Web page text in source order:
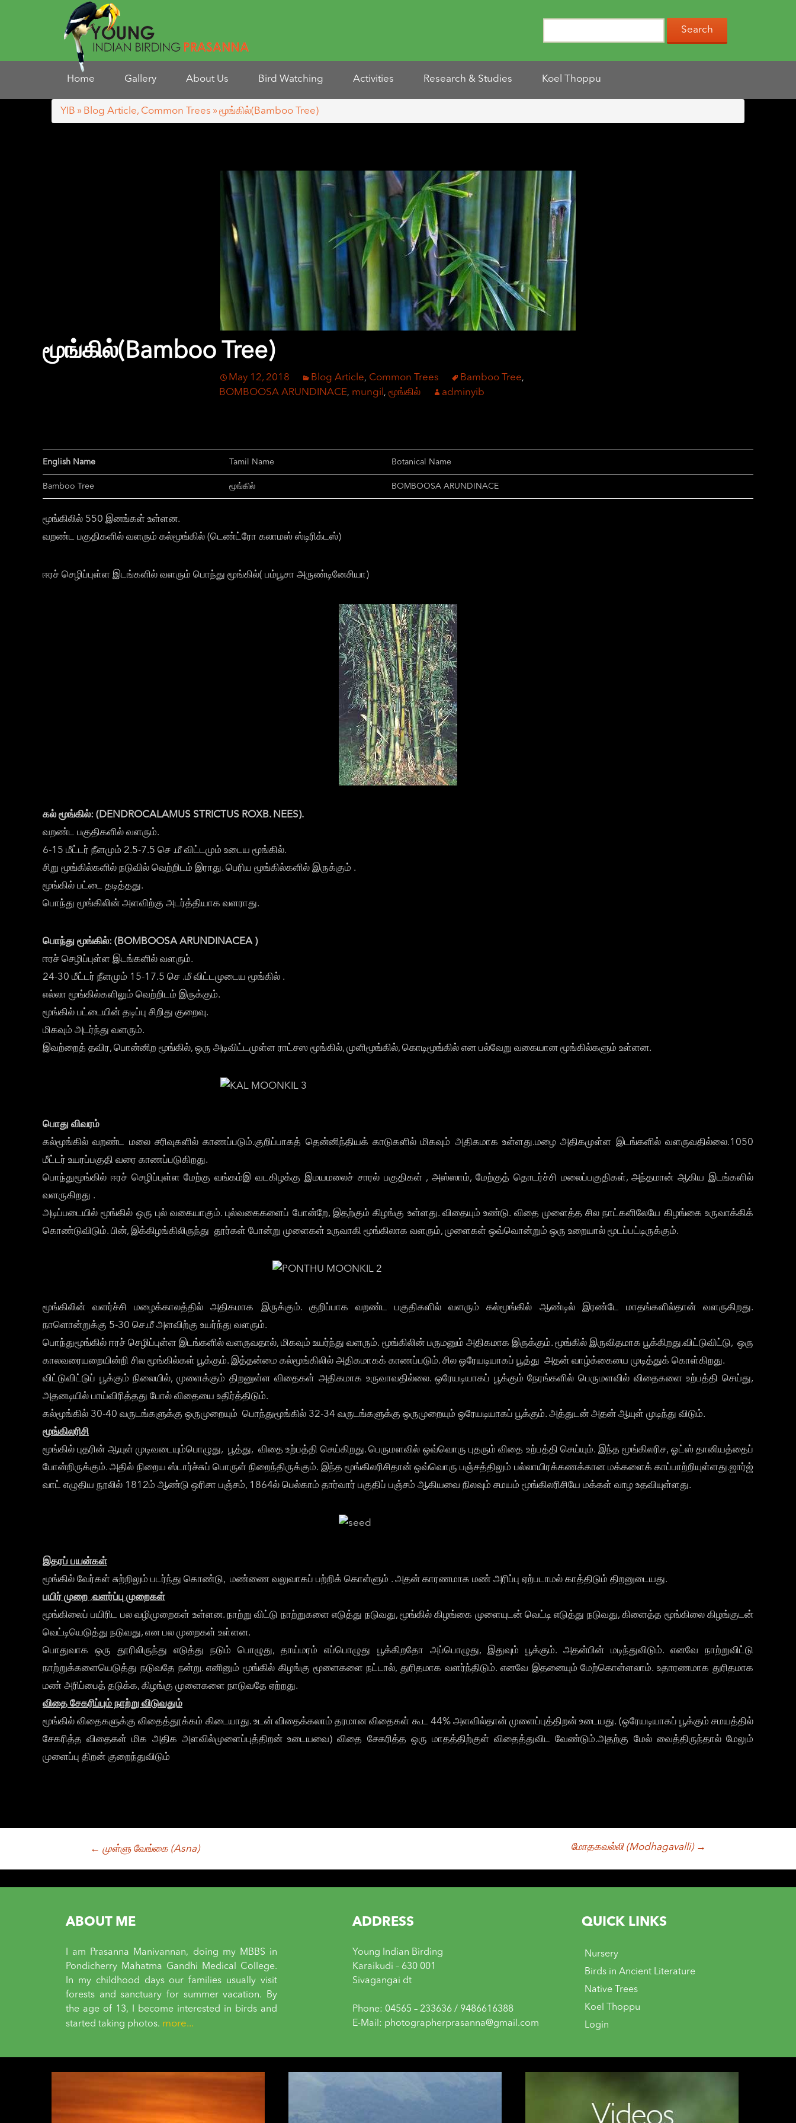
Home Gallery About Us Bird Watching Activities Research & Studies Koel Thoppu
YIB » Blog Article, Common Trees » மூங்கில்(Bamboo Tree)
மூங்கில்(Bamboo Tree)
May 12, 2018 Blog Article, Common Trees Bamboo Tree,
BOMBOOSA ARUNDINACE, mungil , மூங்கில் adminyib
English Name Tamil Name Botanical Name
Bamboo Tree மூங்கில் BOMBOOSA ARUNDINACE
மூங்கிலில் 550 இனங்கள் உள்ளன.
வறண்ட பகுதிகளில் வளரும் கல்மூங்கில் (டெண்ட்ரோ கலாமஸ் ஸ்டிரிக்டஸ்)
ஈரச் செழிப்புள்ள இடங்களில் வளரும் பொந்து மூங்கில்( பம்பூசா அருண்டினேசியா)
கல் மூங்கில்: (DENDROCALAMUS STRICTUS ROXB. NEES).
வறண்ட பகுதிகளில் வளரும்.
6-15 மீட்டர் நீளமும் 2.5-7.5 செ .மீ விட்டமும் உடைய மூங்கில்.
சிறு மூங்கில்களில் நடுவில் வெற்றிடம் இராது. பெரிய மூங்கில்களில் இருக்கும் .
மூங்கில் பட்டை தடித்தது.
பொந்து மூங்கிலின் அளவிற்கு அடர்த்தியாக வளராது.
பொந்து மூங்கில்: (BOMBOOSA ARUNDINACEA )
ஈரச் செழிப்புள்ள இடங்களில் வளரும்.
24-30 மீட்டர் நீளமும் 15-17.5 செ .மீ விட்டமுடைய மூங்கில் .
எல்லா மூங்கில்களிலும் வெற்றிடம் இருக்கும்.
மூங்கில் பட்டையின் தடிப்பு சிறிது குறைவு.
மிகவும் அடர்ந்து வளரும்.
இவற்றைத் தவிர, பொன்னிற மூங்கில், ஒரு அடிவிட்டமுள்ள ராட்சஸ மூங்கில், முளிமூங்கில், கொடிமூங்கில் என பல்வேறு வகையான மூங்கில்களும் உள்ளன.
பொது விவரம்
கல்மூங்கில் வறண்ட மலை சரிவுகளில் காணப்படும்.குறிப்பாகத் தென்னிந்தியக் காடுகளில் மிகவும் அதிகமாக உள்ளது.மழை அதிகமுள்ள இடங்களில் வளருவதில்லை.1050
மீட்டர் உயரப்பகுதி வரை காணப்படுகிறது.
பொந்துமூங்கில் ஈரச் செழிப்புள்ள மேற்கு வங்கம்இ வடகிழக்கு இமயமலைச் சாரல் பகுதிகள் , அஸ்ஸாம், மேற்குத் தொடர்ச்சி மலைப்பகுதிகள், அந்தமான் ஆகிய இடங்களில்
வளருகிறது .
அடிப்படையில் மூங்கில் ஒரு புல் வகையாகும். புல்வகைகளைப் போன்றே, இதற்கும் கிழங்கு உள்ளது. விதையும் உண்டு. விதை முளைத்த சில நாட்களிலேயே கிழங்கை உருவாக்கிக்
கொண்டுவிடும். பின், இக்கிழங்கிலிருந்து தூர்கள் போன்று முளைகள் உருவாகி மூங்கிலாக வளரும், முளைகள் ஒவ்வொன்றும் ஒரு உறையால் மூடப்பட்டிருக்கும்.
மூங்கிலின் வளர்ச்சி மழைக்காலத்தில் அதிகமாக இருக்கும். குறிப்பாக வறண்ட பகுதிகளில் வளரும் கல்மூங்கில் ஆண்டில் இரண்டே மாதங்களில்தான் வளருகிறது.
நாளொன்றுக்கு 5-30 செ.மீ அளவிற்கு உயர்ந்து வளரும்.
பொந்துமூங்கில் ஈரச் செழிப்புள்ள இடங்களில் வளருவதால், மிகவும் உயர்ந்து வளரும். மூங்கிலின் பருமனும் அதிகமாக இருக்கும். மூங்கில் இருவிதமாக பூக்கிறது.விட்டுவிட்டு, ஒரு
காலவரையறையின்றி சில மூங்கில்கள் பூக்கும். இத்தன்மை கல்மூங்கிலில் அதிகமாகக் காணப்படும். சில ஒரேயடியாகப் பூத்து அதன் வாழ்க்கையை முடித்துக் கொள்கிறது.
விட்டுவிட்டுப் பூக்கும் நிலையில், முளைக்கும் திறனுள்ள விதைகள் அதிகமாக உருவாவதில்லை. ஒரேயடியாகப் பூக்கும் நேரங்களில் பெருமளவில் விதைகளை உற்பத்தி செய்து,
அதனடியில் பாய்விரித்தது போல் விதையை உதிர்த்திடும்.
கல்மூங்கில் 30-40 வருடங்களுக்கு ஒருமுறையும் பொந்துமூங்கில் 32-34 வருடங்களுக்கு ஒருமுறையும் ஒரேயடியாகப் பூக்கும். அத்துடன் அதன் ஆயுள் முடிந்து விடும்.
மூங்கிலரிசி
மூங்கில் புதரின் ஆயுள் முடிவடையும்பொழுது, பூத்து, விதை உற்பத்தி செய்கிறது. பெருமளவில் ஒவ்வொரு புதரும் விதை உற்பத்தி செய்யும். இந்த மூங்கிலரிச, ஓட்ஸ் தானியத்தைப்
போன்றிருக்கும். அதில் நிறைய ஸ்டார்ச்சுப் பொருள் நிறைந்திருக்கும். இந்த மூங்கிலரிசிதான் ஒவ்வொரு பஞ்சத்திலும் பல்லாயிரக்கணக்கான மக்களைக் காப்பாற்றியுள்ளது.ஜார்ஜ்
வாட் எழுதிய நூலில் 1812ம் ஆண்டு ஒரிசா பஞ்சம், 1864ல் பெல்காம் தார்வார் பகுதிப் பஞ்சம் ஆகியவை நிலவும் சமயம் மூங்கிலரிசியே மக்கள் வாழ உதவியுள்ளது.
இதரப் பயன்கள்
மூங்கில் வேர்கள் சுற்றிலும் படர்ந்து கொண்டு, மண்ணை வலுவாகப் பற்றிக் கொள்ளும் . அதன் காரணமாக மண் அரிப்பு ஏற்படாமல் காத்திடும் திறனுடையது.
பயிர் முறை ,வளர்ப்பு முறைகள்
மூங்கிலைப் பயிரிட பல வழிமுறைகள் உள்ளன. நாற்று விட்டு நாற்றுகளை எடுத்து நடுவது, மூங்கில் கிழங்கை முளையுடன் வெட்டி எடுத்து நடுவது, கிளைத்த மூங்கிலை கிழங்குடன்
வெட்டியெடுத்து நடுவது, என பல முறைகள் உள்ளன.
பொதுவாக ஒரு தூரிலிருந்து எடுத்து நடும் பொழுது, தாய்மரம் எப்பொழுது பூக்கிறதோ அப்பொழுது, இதுவும் பூக்கும். அதன்பின் மடிந்துவிடும். எனவே நாற்றுவிட்டு
நாற்றுக்களையெடுத்து நடுவதே நன்று. எனினும் மூங்கில் கிழங்கு மூளைகளை நட்டால், துரிதமாக வளர்ந்திடும். எனவே இதனையும் மேற்கொள்ளலாம். உதாரணமாக துரிதமாக
மண் அரிப்பைத் தடுக்க, கிழங்கு முளைகளை நாடுவதே ஏற்றது.
விதை சேகரிப்பும் நாற்று விடுவதும்
மூங்கில் விதைகளுக்கு விதைத்தூக்கம் கிடையாது. உடன் விதைக்கலாம் தரமான விதைகள் கூட 44% அளவில்தான் முளைப்புத்திறன் உடையது. (ஒரேயடியாகப் பூக்கும் சமயத்தில்
சேகரித்த விதைகள் மிக அதிக அளவில்முளைப்புத்திறன் உடையவை) விதை சேகரித்த ஒரு மாதத்திற்குள் விதைத்துவிட வேண்டும்.அதற்கு மேல் வைத்திருந்தால் மேலும்
முளைப்பு திறன் குறைந்துவிடும்
navigation
← முள்ளு வேங்கை (Asna) மோதகவல்லி (Modhagavalli) →
ABOUT ME
I am Prasanna Manivannan, doing my MBBS in
Pondicherry Mahatma Gandhi Medical College.
In my childhood days our families usually visit
forests and sanctuary for summer vacation. By
the age of 13, I become interested in birds and
started taking photos. more...
ADDRESS
Young Indian Birding
Karaikudi – 630 001
Sivagangai dt
Phone: 04565 – 233636 / 9486616388
E-Mail: photographerprasanna@gmail.com
QUICK LINKS
Nursery
Birds in Ancient Literature
Native Trees
Koel Thoppu
Login